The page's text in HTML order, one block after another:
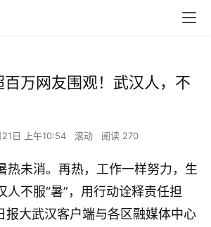
万网友围观！武汉人，不
日 上午10:54 滚动 阅读 270
热未消。再热，工作一样努力，生
人不服“暑”，用行动诠释责任担
报大武汉客户端与各区融媒体中心